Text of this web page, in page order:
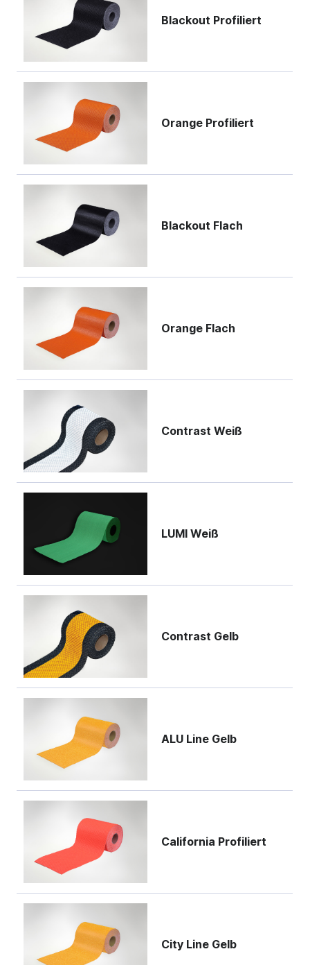
Blackout Profiliert
Orange Profiliert
Blackout Flach
Orange Flach
Contrast Weiß
LUMI Weiß
Contrast Gelb
ALU Line Gelb
California Profiliert
City Line Gelb